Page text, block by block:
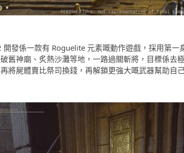
開發係一款有 Roguelite 元素嘅動作遊戲，採用第
舊神廟、炙熱沙灘等地，一路過關斬將，目標係去
將屍體賣比祭司換錢，再解鎖更強大嘅武器幫助自